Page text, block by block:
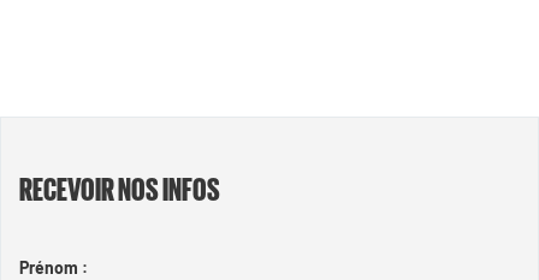
RECEVOIR NOS INFOS
Prénom :